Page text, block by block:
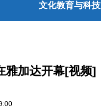
文化教育与科技
雅加达开幕[视频]